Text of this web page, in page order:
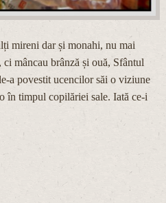
mireni dar și monahi, nu mai
mâncau brânză și ouă, Sfântul
a povestit ucencilor săi o viziune
în timpul copilăriei sale. Iată ce-i